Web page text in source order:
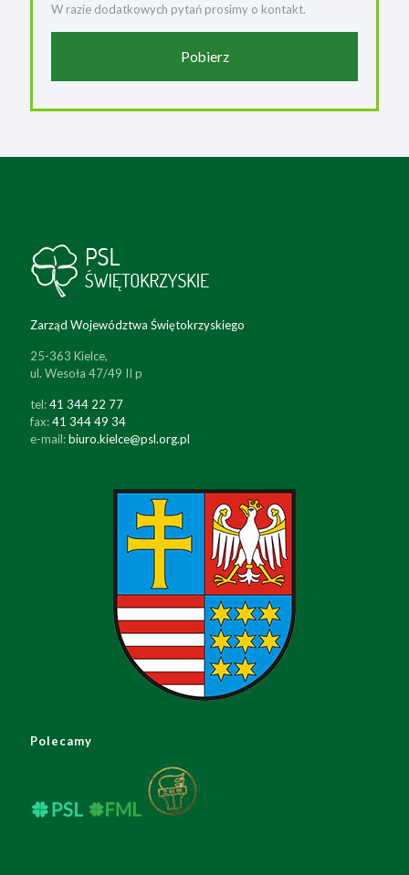
W razie dodatkowych pytań prosimy o kontakt.
Pobierz
Zarząd Województwa Świętokrzyskiego
25-363 Kielce,
ul. Wesoła 47/49 II p
tel:41 344 22 77
fax:41 344 49 34
e-mail:biuro.kielce@psl.org.pl
Polecamy